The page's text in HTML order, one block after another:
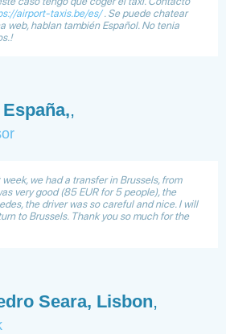
airport-taxis.be/es/. Se puede chatear
web, hablan también Español. No tenia
,
we had a transfer in Brussels, from
very good (85 EUR for 5 people), the
the driver was so careful and nice. I will
to Brussels. Thank you so much for the
Seara, Lisbon,